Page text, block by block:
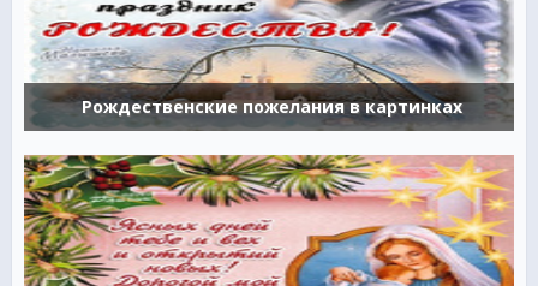
Рождественские пожелания в картинках